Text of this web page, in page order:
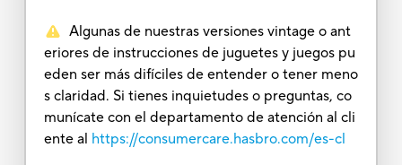
Algunas de nuestras versiones vintage o ant
eriores de instrucciones de juguetes y juegos pu
eden ser más difíciles de entender o tener meno
s claridad. Si tienes inquietudes o preguntas, co
munícate con el departamento de atención al cli
ente al https://consumercare.hasbro.com/es-cl